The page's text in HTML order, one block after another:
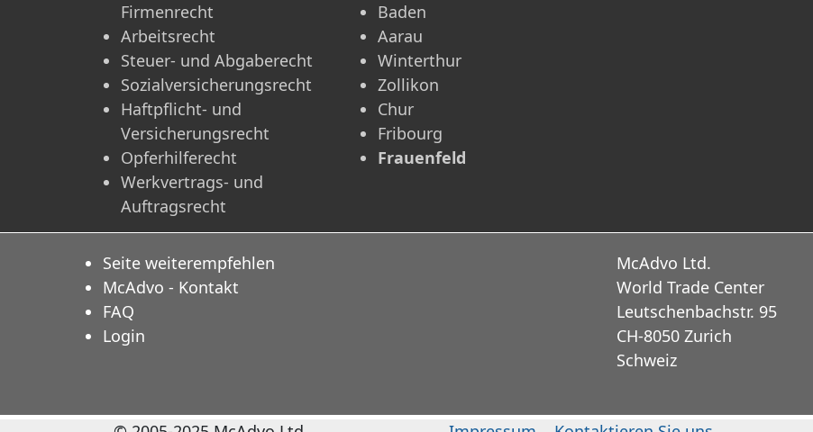
Firmenrecht
Arbeitsrecht
Steuer- und Abgaberecht
Sozialversicherungsrecht
Haftpflicht- und
Versicherungsrecht
Opferhilferecht
Werkvertrags- und
Auftragsrecht
Baden
Aarau
Winterthur
Zollikon
Chur
Fribourg
Frauenfeld
Seite weiterempfehlen
McAdvo - Kontakt
FAQ
Login
McAdvo Ltd.
World Trade Center
Leutschenbachstr. 95
CH-8050 Zurich
Schweiz